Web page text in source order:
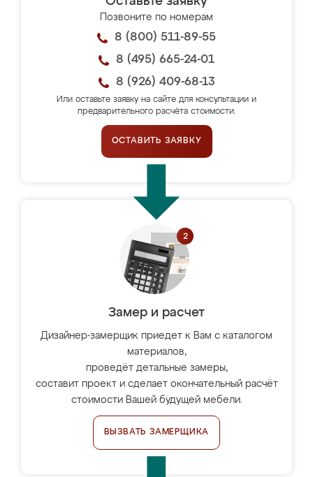
Позвоните по номерам
8 (800) 511-89-55
8 (495) 665-24-01
8 (926) 409-68-13
Или оставьте заявку на сайте для консультации и
предварительного расчёта стоимости.
ОСТАВИТЬ ЗАЯВКУ
Замер и расчет
Дизайнер-замерщик приедет к Вам с каталогом
материалов,
проведёт детальные замеры,
составит проект и сделает окончательный расчёт
стоимости Вашей будущей мебели.
ВЫЗВАТЬ ЗАМЕРЩИКА